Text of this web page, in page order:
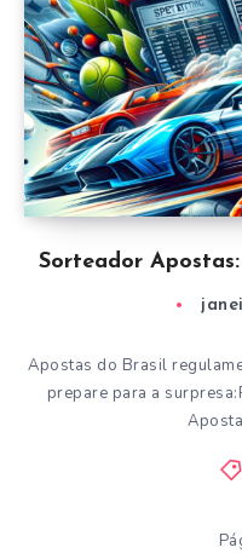
Sorteador
Apostas do Brasil
prepare para a